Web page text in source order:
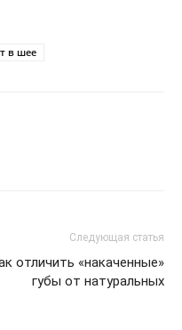
в шее
Следующая статья
отличить «накаченные»
губы от натуральных